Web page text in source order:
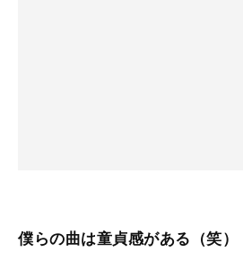
僕らの曲は童貞感がある（笑）